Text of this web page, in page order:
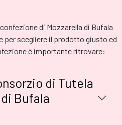
di Mozzarella di Bufala
per scegliere il prodotto giusto ed
è importante ritrovare:
di Tutela
Bufala